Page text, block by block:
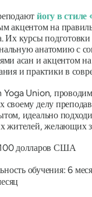
йогу в стиле
акцентом на
Их курсы подготовки
анатомию с
асан и акцентом
и практики в
Union,
делу
идеально
жителей, желающих
долларов США
обучения: 6